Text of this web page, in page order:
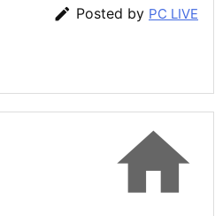
 Posted by PC LIVE
